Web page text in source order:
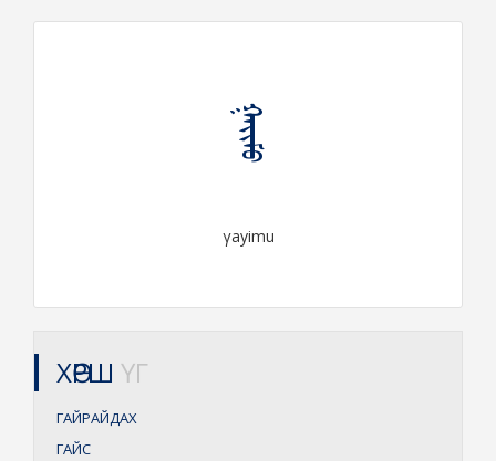
ᠭᠠᠶᠢᠮᠤ
γayimu
ХӨРШ ҮГ
ГАЙРАЙДАХ
ГАЙС